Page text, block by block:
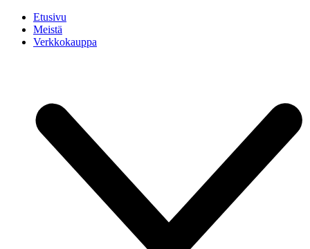
Etusivu
Meistä
Verkkokauppa